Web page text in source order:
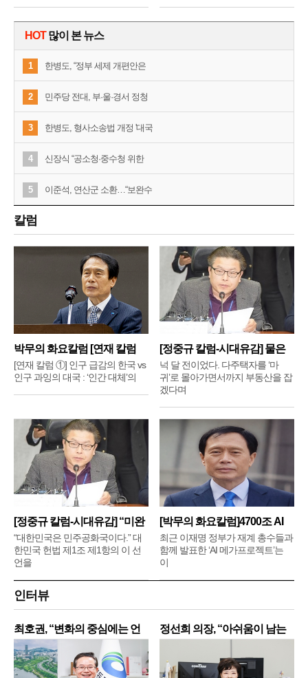
HOT많이 본 뉴스
1 한병도, “정부 세제 개편안은
2 민주당 전대, 부·울·경서 정청
3 한병도, 형사소송법 개정 '대국
4 신장식 “공소청·중수청 위한
5 이준석, 연산군 소환…“보완수
칼럼
박무의 화요칼럼 [연재 칼럼
①]
[연재 칼럼 ①] 인구 급감의 한국 vs
인구 과잉의 대국 : ‘인간 대체’의
[정중규 칼럼-시대유감] 물은
배
넉 달 전이었다. 다주택자를 ‘마
귀’로 몰아가면서까지 부동산을 잡
겠다며
[정중규 칼럼-시대유감] “미완
“대한민국은 민주공화국이다.” 대
한민국 헌법 제1조 제1항의 이 선
언을
[박무의 화요칼럼]4700조 AI
메
최근 이재명 정부가 재계 총수들과
함께 발표한 ‘AI 메가프로젝트’는
이
인터뷰
최호권, “변화의 중심에는 언
제
정선희 의장, “아쉬움이 남는